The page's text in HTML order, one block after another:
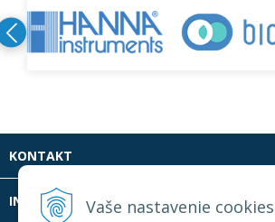
Vaše nastavenie cookies
KONTAKT
INFOLINKA